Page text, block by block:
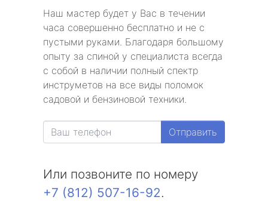
Наш мастер будет у Вас в течении
часа совершенно бесплатно и не с
пустыми руками. Благодаря большому
опыту за спиной у специалиста всегда
с собой в наличии полный спектр
инструметов на все виды поломок
садовой и бензиновой техники.
Отправить
Или позвоните по номеру
+7 (812) 507-16-92.